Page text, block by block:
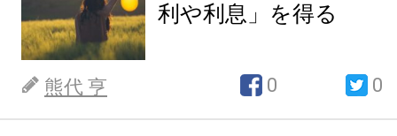
利や利息」を得る
熊代 亨 0 0